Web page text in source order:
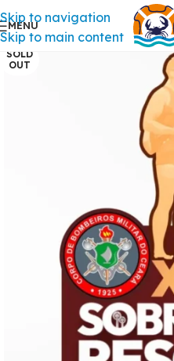
Skip to navigation
Skip to main content
MENU
SOLD
OUT